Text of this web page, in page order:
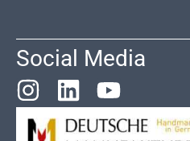
Social Media